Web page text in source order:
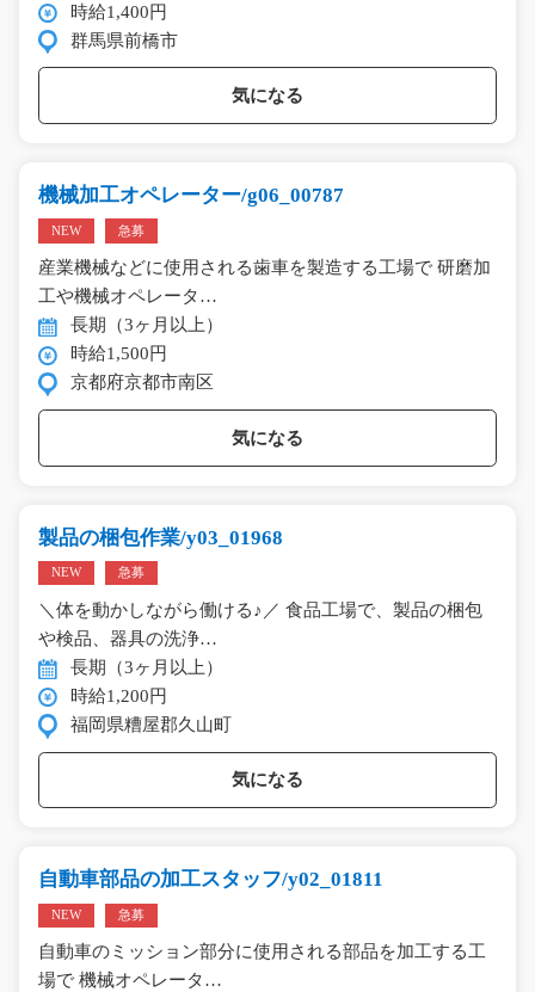
時給1,400円
群馬県前橋市
気になる
機械加工オペレーター/g06_00787
NEW 急募
産業機械などに使用される歯車を製造する工場で 研磨加
工や機械オペレータ…
長期（3ヶ月以上）
時給1,500円
京都府京都市南区
気になる
製品の梱包作業/y03_01968
NEW 急募
＼体を動かしながら働ける♪／ 食品工場で、製品の梱包
や検品、器具の洗浄…
長期（3ヶ月以上）
時給1,200円
福岡県糟屋郡久山町
気になる
自動車部品の加工スタッフ/y02_01811
NEW 急募
自動車のミッション部分に使用される部品を加工する工
場で 機械オペレータ…